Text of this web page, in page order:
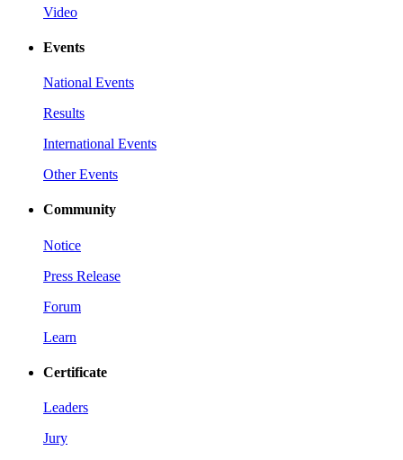
Video
Events
National Events
Results
International Events
Other Events
Community
Notice
Press Release
Forum
Learn
Certificate
Leaders
Jury